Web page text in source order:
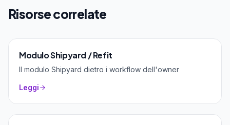
Risorse correlate
Modulo Shipyard / Refit
Il modulo Shipyard dietro i workflow dell'owner
Leggi